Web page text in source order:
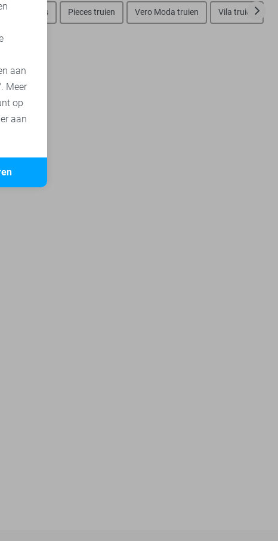
sweaters Pieces truien Vero Moda truien Vila truien
aan
Meer
op
aan